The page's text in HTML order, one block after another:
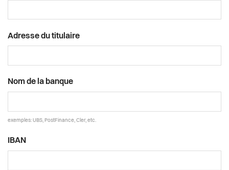
Adresse du titulaire
Nom de la banque
exemples: UBS, PostFinance, Cler, etc.
IBAN